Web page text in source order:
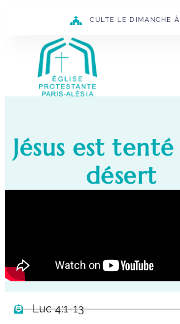
CULTE LE DIMANCHE
Jésus est
désert
Luc 4:1-13